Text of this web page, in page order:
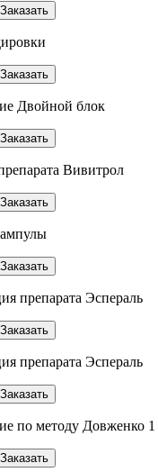
Заказать
Заказать
Двойной блок
Заказать
Вивитрол
Заказать
Заказать
препарата Эспераль
Заказать
препарата Эспераль
Заказать
по методу Довженко 1
Заказать